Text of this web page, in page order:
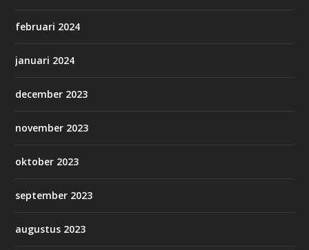
februari 2024
januari 2024
december 2023
november 2023
oktober 2023
september 2023
augustus 2023